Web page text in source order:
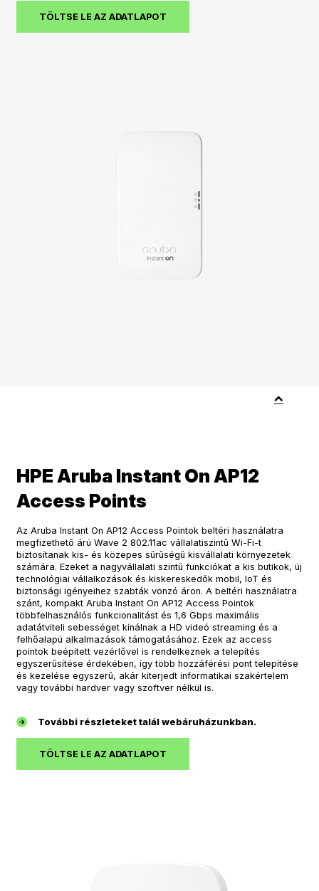
TÖLTSE LE AZ ADATLAPOT
HPE Aruba Instant On AP12
Access Points
Az Aruba Instant On AP12 Access Pointok beltéri használatra
megfizethető árú Wave 2 802.11ac vállalatiszintű Wi-Fi-t
biztosítanak kis- és közepes sűrűségű kisvállalati környezetek
számára. Ezeket a nagyvállalati szintű funkciókat a kis butikok, új
technológiai vállalkozások és kiskereskedők mobil, IoT és
biztonsági igényeihez szabták vonzó áron. A beltéri használatra
szánt, kompakt Aruba Instant On AP12 Access Pointok
többfelhasználós funkcionalitást és 1,6 Gbps maximális
adatátviteli sebességet kínálnak a HD videó streaming és a
felhőalapú alkalmazások támogatásához. Ezek az access
pointok beépített vezérlővel is rendelkeznek a telepítés
egyszerűsítése érdekében, így több hozzáférési pont telepítése
és kezelése egyszerű, akár kiterjedt informatikai szakértelem
vagy további hardver vagy szoftver nélkül is.
További részleteket talál webáruházunkban.
TÖLTSE LE AZ ADATLAPOT